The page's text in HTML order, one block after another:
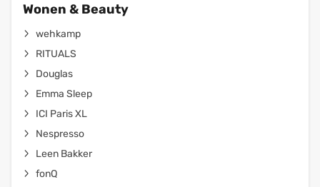
Wonen & Beauty
wehkamp
RITUALS
Douglas
Emma Sleep
ICI Paris XL
Nespresso
Leen Bakker
fonQ